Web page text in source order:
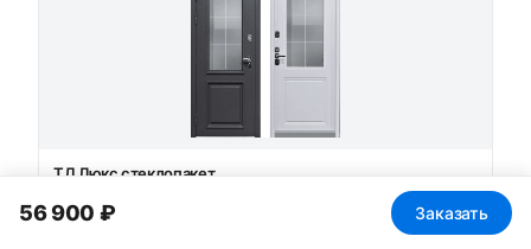
ТД Люкс стеклопакет
74 750 ₽
56 900 ₽ Заказать